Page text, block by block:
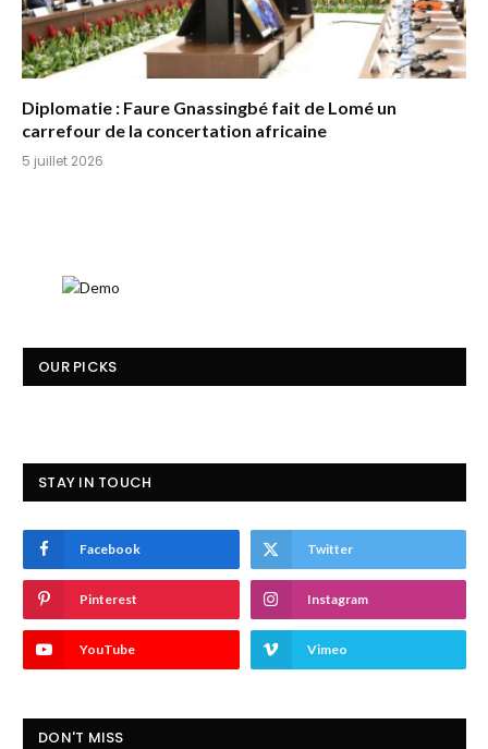
Diplomatie : Faure Gnassingbé fait de Lomé un
carrefour de la concertation africaine
5 juillet 2026
OUR PICKS
STAY IN TOUCH
Facebook Twitter
Pinterest Instagram
YouTube Vimeo
DON'T MISS